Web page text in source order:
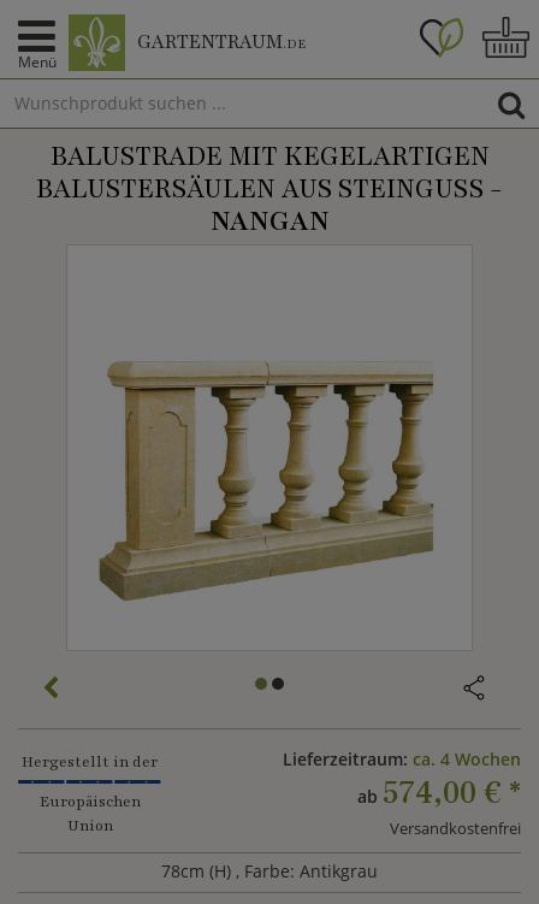
Menü
GARTENTRAUM.DE
BALUSTRADE MIT KEGELARTIGEN
BALUSTERSÄULEN AUS STEINGUSS -
NANGAN
Hergestellt in der
Europäischen
Union
Lieferzeitraum: ca. 4 Wochen
ab 574,00 € *
Versandkostenfrei
78cm (H) , Farbe: Antikgrau